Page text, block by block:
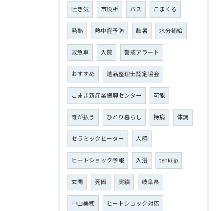
吐き気 市役所 バス こまくる
発熱 熱中症予防 酷暑 水分補給
救急車 入院 警戒アラート
おすすめ 遺品整理士認定協会
こまき新産業振興センター 可能
誰が払う ひとり暮らし 持病 体調
セラミックヒーター 人感
ヒートショック予報 入浴 tenki.jp
玄関 死因 実績 岐阜県
中山美穂 ヒートショック対応